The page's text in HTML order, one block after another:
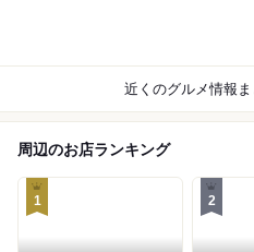
近くのグルメ情報
周辺のお店ランキング
1 2